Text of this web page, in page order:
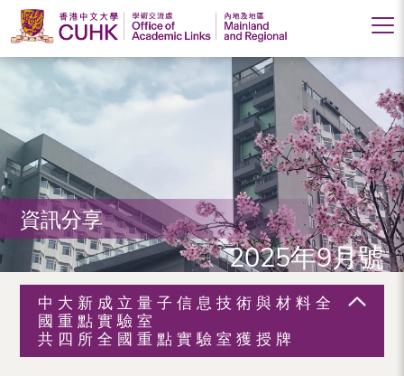
香
港
中
文
大
學
學
術
流
資訊分享
2025年9月號
中大新成立量子信息技術與材料全
國重點實驗室
共四所全國重點實驗室獲授牌